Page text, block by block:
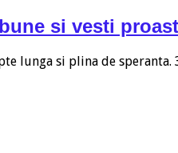
si vesti
lunga si plina de speranta.